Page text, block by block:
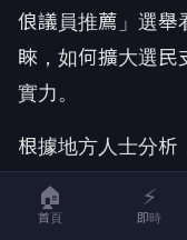
俍議員推薦」選舉
睞，如何擴大選民
實力。
根據地方人士分析
有穩定基本盤，
鎮外來人口增加
🏠
首頁
⚡
即時